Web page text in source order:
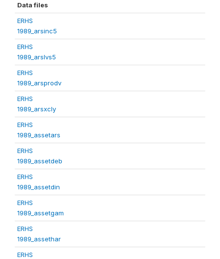
Data files
ERHS
1989_arsinc5
ERHS
1989_arslvs5
ERHS
1989_arsprodv
ERHS
1989_arsxcly
ERHS
1989_assetars
ERHS
1989_assetdeb
ERHS
1989_assetdin
ERHS
1989_assetgam
ERHS
1989_assethar
ERHS